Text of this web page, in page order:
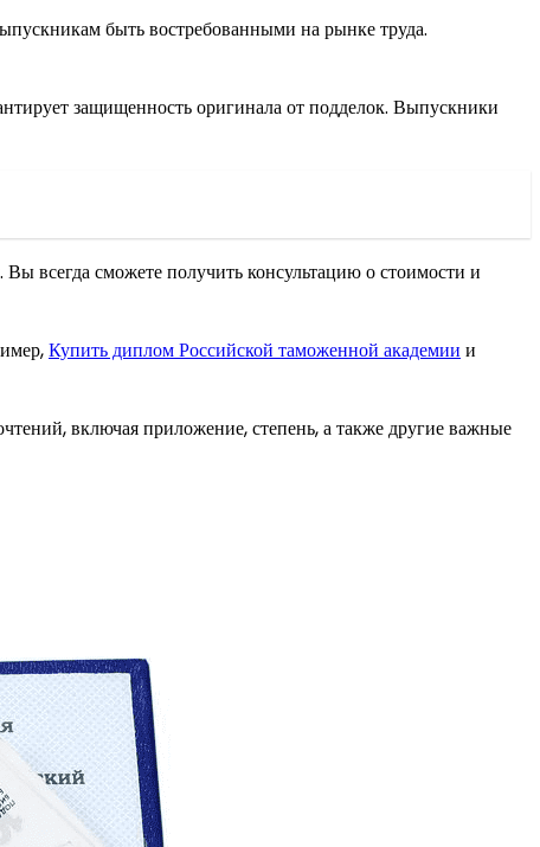
быть востребованными на рынке труда.
защищенность оригинала от подделок. Выпускники
всегда сможете получить консультацию о стоимости и
Купить диплом Российской таможенной академии и
включая приложение, степень, а также другие важные